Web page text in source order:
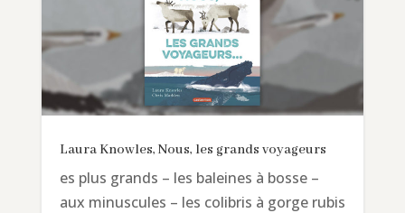
Laura Knowles, Nous, les grands voyageurs
es plus grands – les baleines à bosse –
aux minuscules – les colibris à gorge rubis